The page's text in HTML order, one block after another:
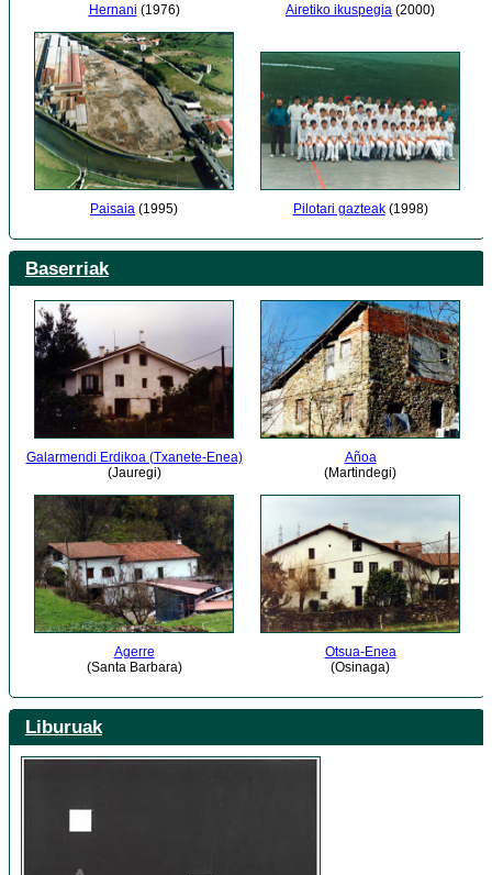
Hernani (1976) Airetiko ikuspegia (2000)
Paisaia (1995) Pilotari gazteak(1998)
Baserriak
Galarmendi Erdikoa (Txanete-Enea)
(Jauregi)
Añoa
(Martindegi)
Agerre
(Santa Barbara)
Otsua-Enea
(Osinaga)
Liburuak